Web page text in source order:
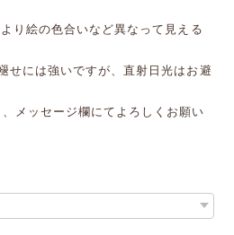
り絵の色合いなど異なって見える
せには強いですが、直射日光はお避
メッセージ欄にてよろしくお願い